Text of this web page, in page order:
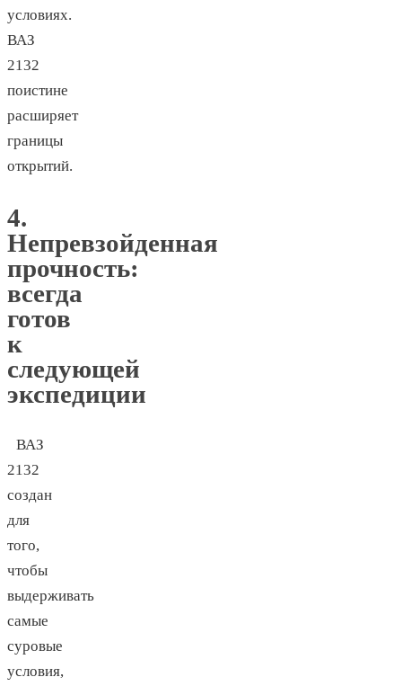
условиях.
ВАЗ
2132
поистине
расширяет
границы
открытий.
4.
Непревзойденная
прочность:
всегда
готов
к
следующей
экспедиции
ВАЗ
2132
создан
для
того,
чтобы
выдерживать
самые
суровые
условия,